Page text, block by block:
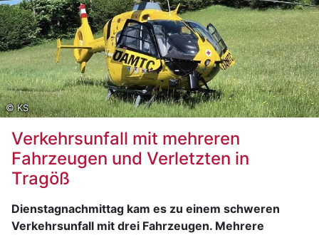
© KS
Verkehrsunfall mit mehreren
Fahrzeugen und Verletzten in
Tragöß
Dienstagnachmittag kam es zu einem schweren
Verkehrsunfall mit drei Fahrzeugen. Mehrere